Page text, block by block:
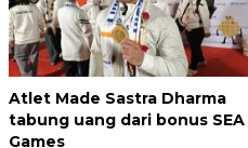
Atlet Made Sastra Dharma
tabung uang dari bonus SEA
Games